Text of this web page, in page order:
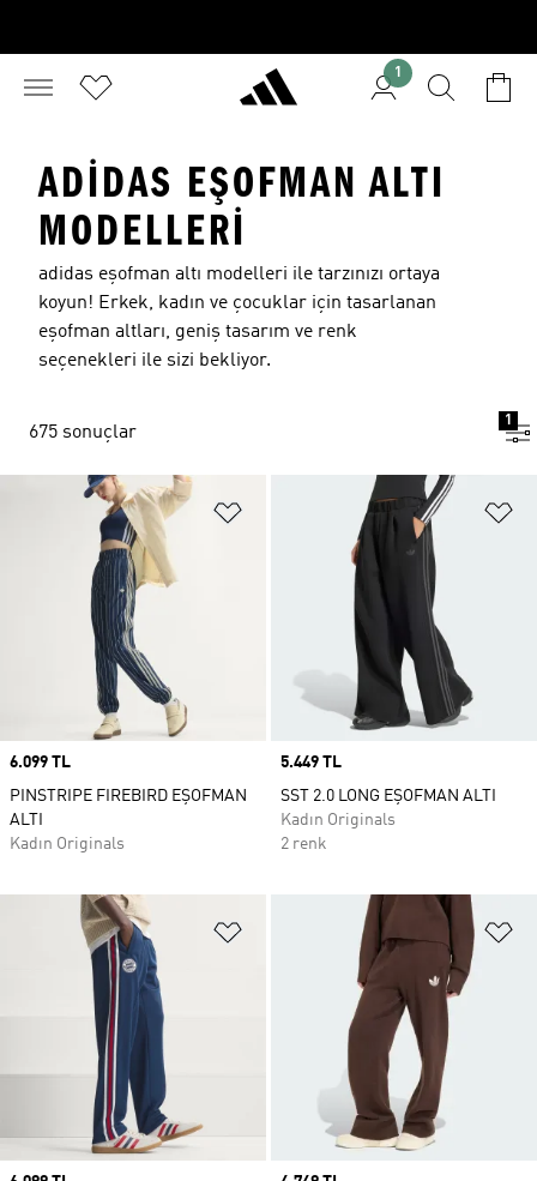
1
ADIDAS EŞOFMAN ALTI
MODELLERI
adidas eşofman altı modelleri ile tarzınızı ortaya
koyun! Erkek, kadın ve çocuklar için tasarlanan
eşofman altları, geniş tasarım ve renk
seçenekleri ile sizi bekliyor.
675 sonuçlar
1
Favori Listesine Ekle
Price
6.099 TL
PINSTRIPE FIREBIRD EŞOFMAN
ALTI
Kadın Originals
Price
5.449 TL
SST 2.0 LONG EŞOFMAN ALTI
Kadın Originals
2 renk
Favori Listesine Ekle